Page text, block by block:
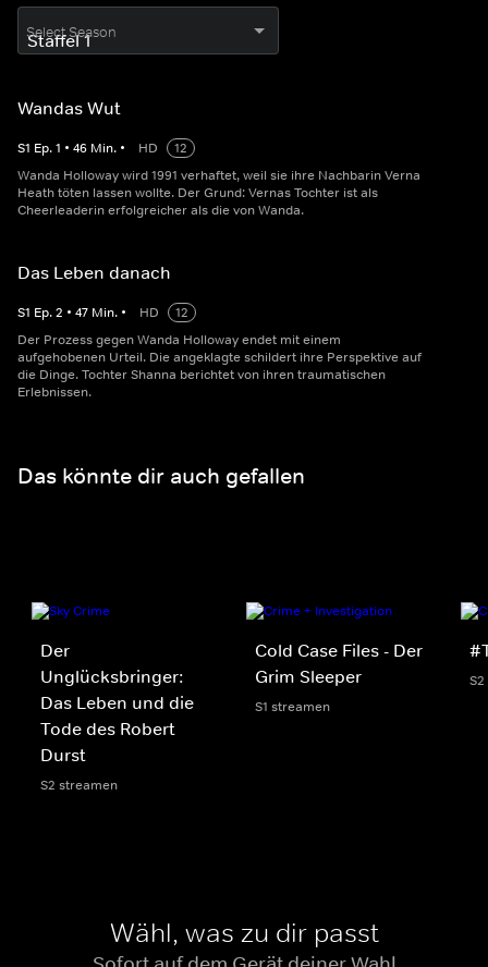
Select Season
Wandas Wut
S1 Ep.1 • 46 Min. • HD
12
Wanda Holloway wird 1991 verhaftet, weil sie ihre Nachbarin Verna
Heath töten lassen wollte. Der Grund: Vernas Tochter ist als
Cheerleaderin erfolgreicher als die von Wanda.
Das Leben danach
S1 Ep.2 • 47 Min. • HD
12
Der Prozess gegen Wanda Holloway endet mit einem
aufgehobenen Urteil. Die angeklagte schildert ihre Perspektive auf
die Dinge. Tochter Shanna berichtet von ihren traumatischen
Erlebnissen.
Das könnte dir auch gefallen
Der
Unglücksbringer:
Das Leben und die
Tode des Robert
Durst
S2 streamen
Cold Case Files - Der
Grim Sleeper
S1 streamen
Wähl, was zu dir passt